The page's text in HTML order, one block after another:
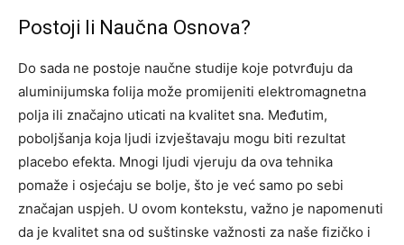
Postoji li Naučna Osnova?
Do sada ne postoje naučne studije koje potvrđuju da
aluminijumska folija može promijeniti elektromagnetna
polja ili značajno uticati na kvalitet sna. Međutim,
poboljšanja koja ljudi izvještavaju mogu biti rezultat
placebo efekta. Mnogi ljudi vjeruju da ova tehnika
pomaže i osjećaju se bolje, što je već samo po sebi
značajan uspjeh. U ovom kontekstu, važno je napomenuti
da je kvalitet sna od suštinske važnosti za naše fizičko i